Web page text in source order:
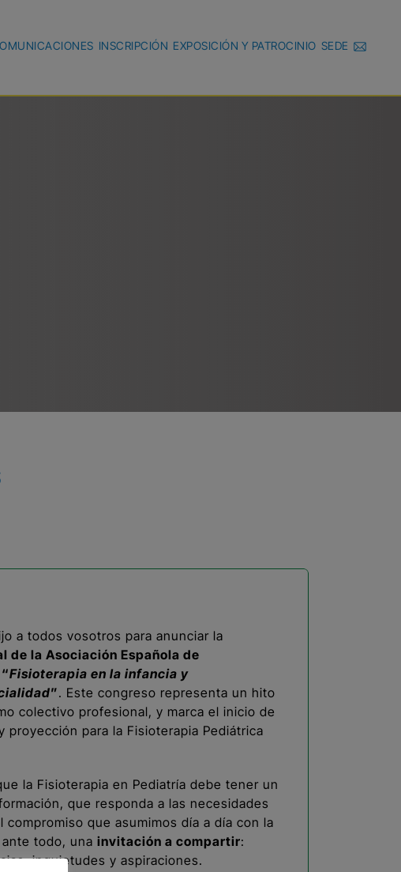
INSCRIPCIÓN EXPOSICIÓN Y PATROCINIO SEDE
a todos vosotros para anunciar la
de la Asociación Española de
“Fisioterapia en la infancia y
” . Este congreso representa un hito
colectivo profesional, y marca el inicio de
proyección para la Fisioterapia Pediátrica
la Fisioterapia en Pediatría debe tener un
que responda a las necesidades
que asumimos día a día con la
todo, una invitación a compartir:
inquietudes y aspiraciones.